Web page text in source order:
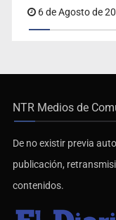
6 de Agosto de
NTR Medios de
De no existir previa
publicación,
contenidos.